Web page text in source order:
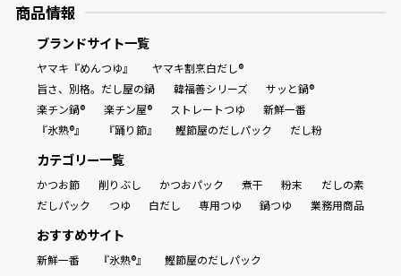
商品情報
ブランドサイト一覧
ヤマキ『めんつゆ』
ヤマキ割烹白だし®
旨さ、別格。だし屋の鍋
韓福善シリーズ
サッと鍋®
楽チン鍋®
楽チン屋® ストレートつゆ
新鮮一番
『氷熟®』
『踊り節』 鰹節屋のだしパック だし粉
カテゴリー一覧
かつお節 削りぶし かつおパック 煮干 粉末
だしの素
だしパック
つゆ 白だし 専用つゆ 鍋つゆ 業務用商品
おすすめサイト
新鮮一番 『氷熟®』 鰹節屋のだしパック